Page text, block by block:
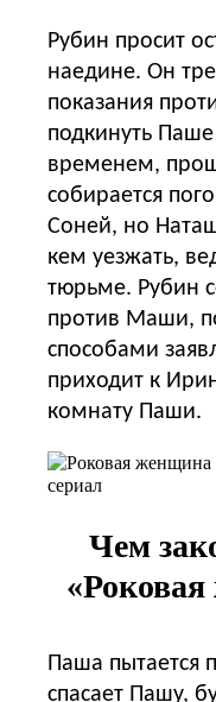
Рубин просит
наедине. Он
показания
подкинуть
временем,
собирается
Соней, но
кем уезжать,
тюрьме. Рубин
против Маши,
способами
приходит к
комнату Паши.
Чем
Паша пытается
спасает Пашу,